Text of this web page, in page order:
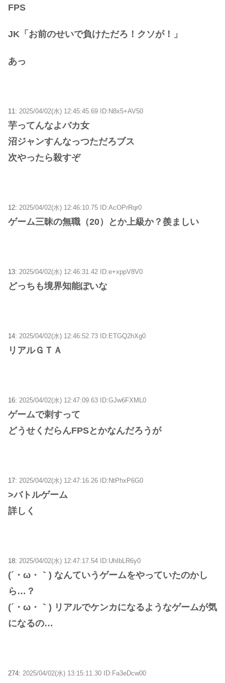
FPS
JK「お前のせいで負けただろ！クソが！」
あっ
11: 2025/04/02(水) 12:45:45.69 ID:N8x5+AV50
芋ってんなよバカ女
沼ジャンすんなっつただろブス
次やったら殺すぞ
12: 2025/04/02(水) 12:46:10.75 ID:AcOPrRqr0
ゲーム三昧の無職（20）とか上級か？羨ましい
13: 2025/04/02(水) 12:46:31.42 ID:e+xppV8V0
どっちも境界知能ぽいな
14: 2025/04/02(水) 12:46:52.73 ID:ETGQ2hXg0
リアルＧＴＡ
16: 2025/04/02(水) 12:47:09.63 ID:GJw6FXML0
ゲームで刺すって
どうせくだらんFPSとかなんだろうが
17: 2025/04/02(水) 12:47:16.26 ID:NtPhxP6G0
>バトルゲーム
詳しく
18: 2025/04/02(水) 12:47:17.54 ID:UhIbLR6y0
(´・ω・｀) なんていうゲームをやっていたのかし
ら…？
(´・ω・｀) リアルでケンカになるようなゲームが気
になるの…
274: 2025/04/02(水) 13:15:11.30 ID:Fa3eDcw00